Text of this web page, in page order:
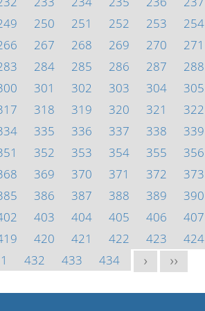
250 251 252 253 254
267 268 269 270 271
284 285 286 287 288
301 302 303 304 305
318 319 320 321 322
335 336 337 338 339
352 353 354 355 356
369 370 371 372 373
386 387 388 389 390
403 404 405 406 407
420 421 422 423 424
432 433 434 > >>